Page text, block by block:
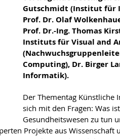
Gutschmidt (Institut für
Prof. Dr. Olaf
Prof. Dr.-Ing. Thomas
Instituts für Visual and
Computing), Dr. Birger
Informatik).
Der Thementag
sich mit den Fragen: Was
Gesundheitswesen zu tun
Projekte aus